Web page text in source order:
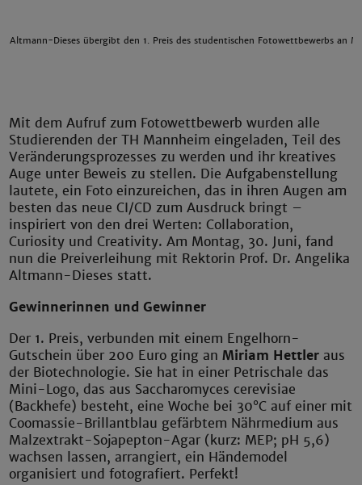
Altmann-Dieses übergibt den 1. Preis des studentischen Fotowettbewerbs an
Mit dem Aufruf zum Fotowettbewerb wurden alle
Studierenden der TH Mannheim eingeladen, Teil des
Veränderungsprozesses zu werden und ihr kreatives
Auge unter Beweis zu stellen. Die Aufgabenstellung
lautete, ein Foto einzureichen, das in ihren Augen am
besten das neue CI/CD zum Ausdruck bringt –
inspiriert von den drei Werten: Collaboration,
Curiosity und Creativity. Am Montag, 30. Juni, fand
nun die Preiverleihung mit Rektorin Prof. Dr. Angelika
Altmann-Dieses statt.
Gewinnerinnen und Gewinner
Der 1. Preis, verbunden mit einem Engelhorn-
Gutschein über 200 Euro ging anMiriam Hettler aus
der Biotechnologie. Sie hat in einer Petrischale das
Mini-Logo, das aus Saccharomyces cerevisiae
(Backhefe) besteht, eine Woche bei 30°C auf einer mit
Coomassie-Brillantblau gefärbtem Nährmedium aus
Malzextrakt-Sojapepton-Agar (kurz: MEP; pH 5,6)
wachsen lassen, arrangiert, ein Händemodel
organisiert und fotografiert. Perfekt!